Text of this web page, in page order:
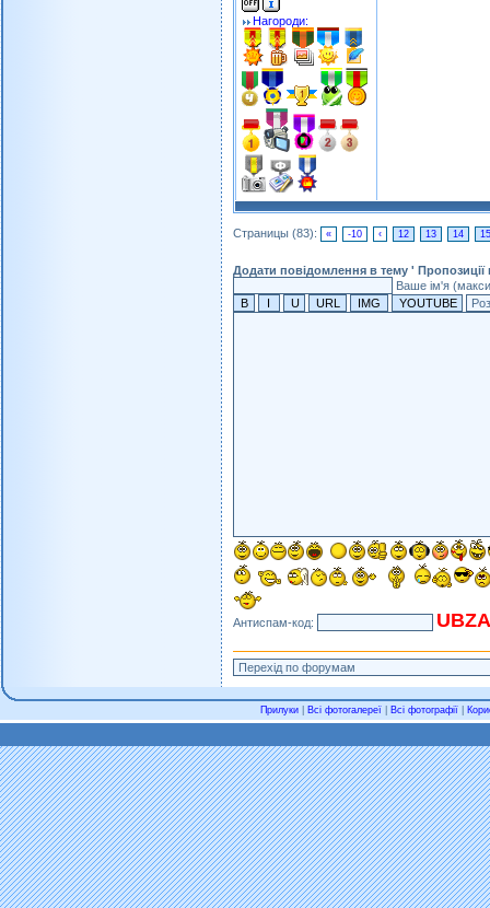
Нагороди:
Страницы (83): « -10 ‹ 12 13 14 15
Додати повідомлення в тему '
Ваше ім'я
Антиспам-код:
Прилуки Всі фотогалереї Всі фотографії